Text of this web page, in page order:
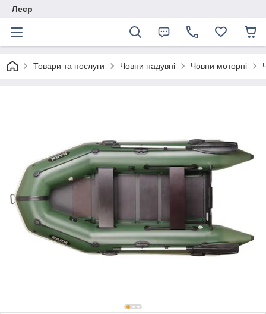
Леєр
Товари та послуги Човни надувні Човни моторні